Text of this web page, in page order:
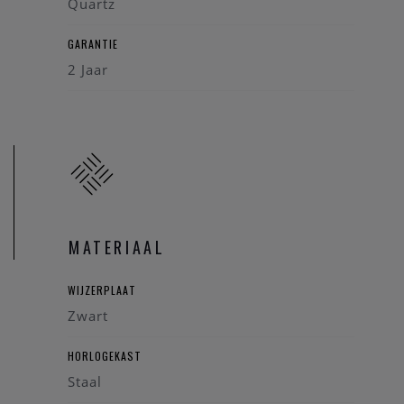
Quartz
GARANTIE
2 Jaar
MATERIAAL
WIJZERPLAAT
Zwart
HORLOGEKAST
Staal